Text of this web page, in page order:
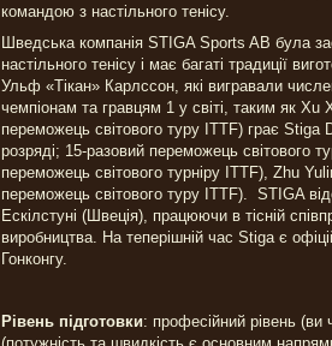
командою з настільного тенісу.
Шведська компанія STIGA Sports AB була
настільного тенісу і має багаті традиції
Ульф «Тікан» Карлссон, які вигравали
чемпіонам та гравцям 1 у світі, таким як Xu
переможець світового туру ITTF) грає Stiga
розряді; 15-разовий переможець світового
переможець світового турніру ITTF), Zhu
переможець світового туру ITTF). STIGA
Ескілстуні (Швеція), працюючи в тісній
виробництва. На теперішній час Stiga є
Гонконгу.
Рівень підготовки: професійний рівень (ви